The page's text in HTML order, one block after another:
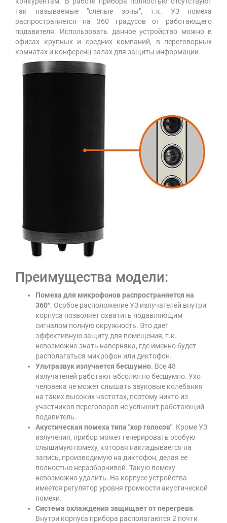
так называемые "слепые зоны", т.к. УЗ помеха
распространяется на 360 градусов от работающего
подавителя. Использовать данное устройство можно в
офисах крупных и средних компаний, в переговорных
комнатах и конференц-залах для защиты информации.
Преимущества модели:
Помеха для микрофонов распространяется на
360°. Особое расположение УЗ излучателей внутри
корпуса позволяет охватить подавляющим
сигналом полную окружность. Это дает
эффективную защиту для помещения, т.к.
невозможно знать наверняка, где именно будет
располагаться микрофон или диктофон.
Ультразвук излучается бесшумно. Все 48
излучателей работают абсолютно бесшумно. Ухо
человека не может слышать звуковые колебания
на таких высоких частотах, поэтому никто из
участников переговоров не услышит работающий
подавитель.
Акустическая помеха типа "хор голосов". Кроме УЗ
излучения, прибор может генерировать особую
слышимую помеху, которая накладывается на
запись, производимую на диктофон, делая ее
полностью неразборчивой. Такую помеху
невозможно удалить. На корпусе устройства
имеется регулятор уровня громкости акустической
помехи.
Система охлаждения защищает от перегрева.
Внутри корпуса прибора располагаются 2 почти